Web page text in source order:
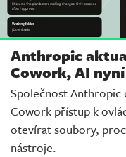
Anthropic
Cowork, AI
Společnost Anthropic
Cowork přístup k
otevírat soubory,
nástroje.